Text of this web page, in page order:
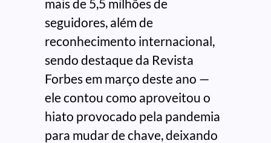
mais de 5,5 milhões de
seguidores, além de
reconhecimento internacional,
sendo destaque da Revista
Forbes em março deste ano —
ele contou como aproveitou o
hiato provocado pela pandemia
para mudar de chave, deixando